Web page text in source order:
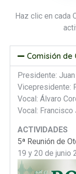
Haz clic en cada
Comisión de
Presidente:
Vicepresidente:
Vocal: Álvaro
Vocal: Francisco
ACTIVIDADES
5ª Reunión de
19 y 20 de junio